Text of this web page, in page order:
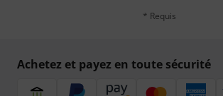
* Requis
Achetez et payez en toute sécurité